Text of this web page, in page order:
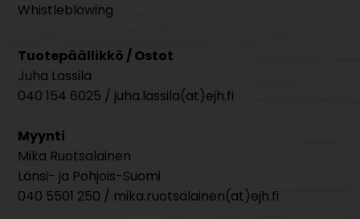
Whistleblowing
Tuotepäällikkö / Ostot
Juha Lassila
040 154 6025 / juha.lassila(at)ejh.fi
Myynti
Mika Ruotsalainen
Länsi- ja Pohjois-Suomi
040 5501 250 / mika.ruotsalainen(at)ejh.fi